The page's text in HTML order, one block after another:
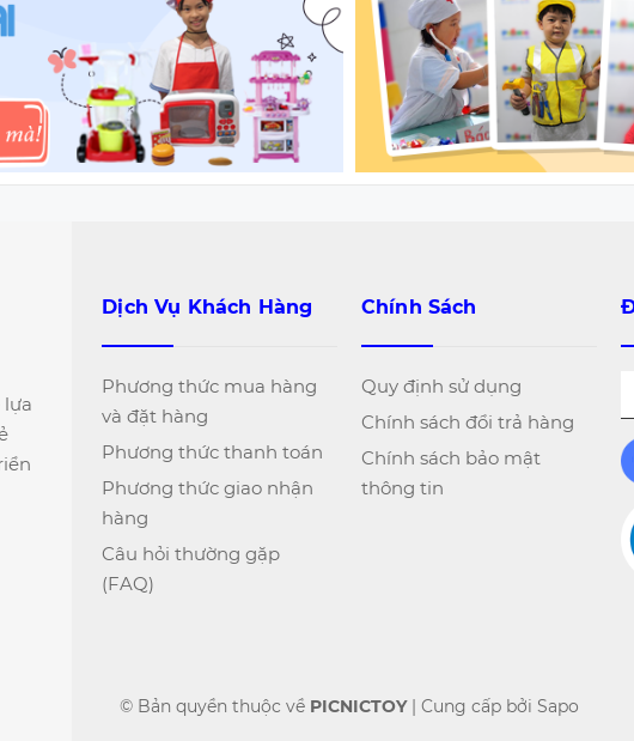
lựa
Dịch Vụ Khách Hàng
Phương thức mua hàng
và đặt hàng
Phương thức thanh toán
Phương thức giao nhận
hàng
Câu hỏi thường gặp
(FAQ)
Chính Sách
Quy định sử dụng
Chính sách đổi trả hàng
Chính sách bảo mật
thông tin
© Bản quyền thuộc về PICNICTOY Cung cấp bởi Sapo